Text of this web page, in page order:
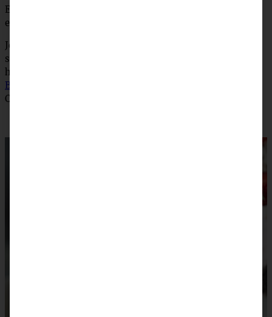
Erdbeeren und Schokolade als Topping…. Sehr lecker und
easy-peasy zubereitet!
Jetzt klick’ ich mich aber schnell mal zu Marc, ich bin
schon ganz doll gespannt, was er zum Thema gezaubert
hat! Und Ihr solltet natürlich auch gleich mal
Blog
Cheesecake“ noch interpretieren kann.